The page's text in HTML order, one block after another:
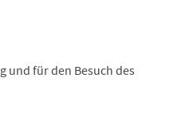
und für den Besuch des